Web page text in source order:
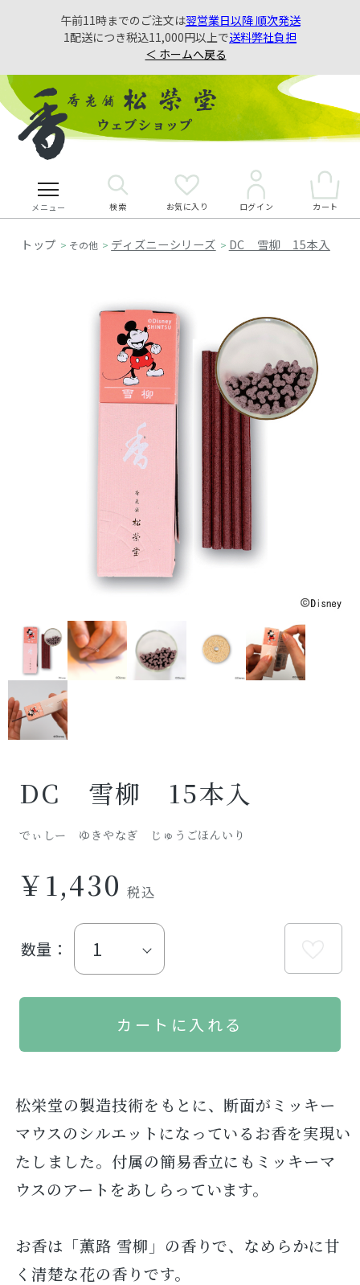
午前11時までのご注文は翌営業日以降 順次発送
1配送につき税込11,000円以上で送料弊社負担
＜ ホームへ戻る
メニュー 検索 お気に入り ログイン カート
> その他 > ディズニーシリーズ > DC 雪柳 15本入
DC 雪柳 15本入
でぃしー ゆきやなぎ じゅうごほんいり
￥1,430
数量：
松栄堂の製造技術をもとに、断面がミッキー
マウスのシルエットになっているお香を実現い
たしました。付属の簡易香立にもミッキーマ
ウスのアートをあしらっています。
お香は「薫路 雪柳」の香りで、なめらかに甘
く清楚な花の香りです。